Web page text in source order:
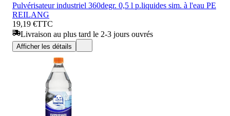
Pulvérisateur industriel 360degr. 0,5 l p.liquides sim. à l'eau PE
REILANG
19,19 €TTC
Livraison au plus tard le 2-3 jours ouvrés
Afficher les détails